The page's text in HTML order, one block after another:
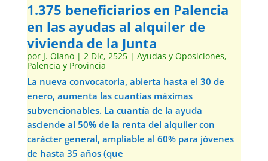
1.375 beneficiarios en Palencia
en las ayudas al alquiler de
vivienda de la Junta
por J. Olano| 2 Dic, 2525| Ayudas y Oposiciones,
Palencia y Provincia
La nueva convocatoria, abierta hasta el 30 de
enero, aumenta las cuantías máximas
subvencionables. La cuantía de la ayuda
asciende al 50% de la renta del alquiler con
carácter general, ampliable al 60% para jóvenes
de hasta 35 años (que